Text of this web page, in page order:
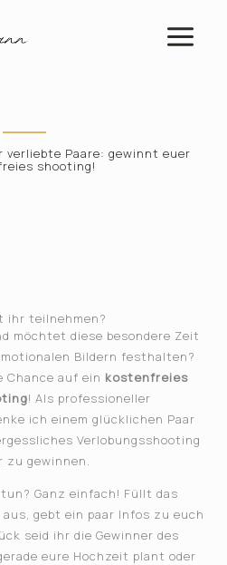
Paare: gewinnt euer
shooting!
ihr teilnehmen?
möchtet diese besondere Zeit
Bildern festhalten?
auf ein kostenfreies
! Als professioneller
ich einem glücklichen Paar
Verlobungsshooting
zu gewinnen.
Ganz einfach! Füllt das
gebt ein paar Infos zu euch
seid ihr die Gewinner des
eure Hochzeit plant oder